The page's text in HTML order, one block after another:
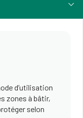
d’utilisation
zones à bâtir,
selon